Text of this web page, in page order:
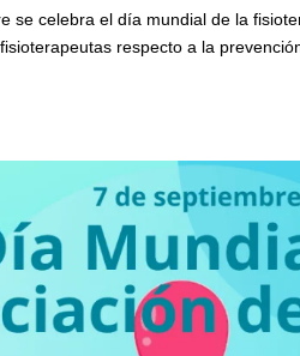
se celebra el día mundial de la
respecto a la